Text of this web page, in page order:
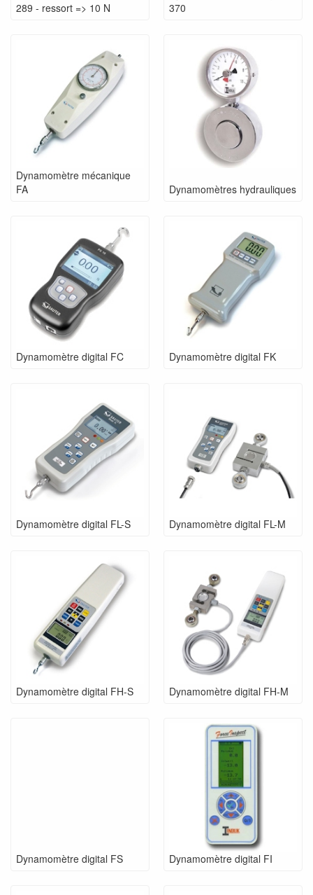
289 - ressort => 10 N
370
Dynamomètre mécanique
FA
Dynamomètres hydrauliques
Dynamomètre digital FC Dynamomètre digital FK
Dynamomètre digital FL-S Dynamomètre digital FL-M
Dynamomètre digital FH-S Dynamomètre digital FH-M
Dynamomètre digital FS Dynamomètre digital FI